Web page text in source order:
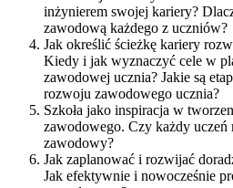
inżynierem swojej kariery?
zawodową każdego z uczniów?
Jak określić ścieżkę kariery
Kiedy i jak wyznaczyć cele w
zawodowej ucznia? Jakie są
rozwoju zawodowego ucznia?
Szkoła jako inspiracja w
zawodowego. Czy każdy uczeń
zawodowy?
Jak zaplanować i rozwijać
Jak efektywnie i nowocześnie